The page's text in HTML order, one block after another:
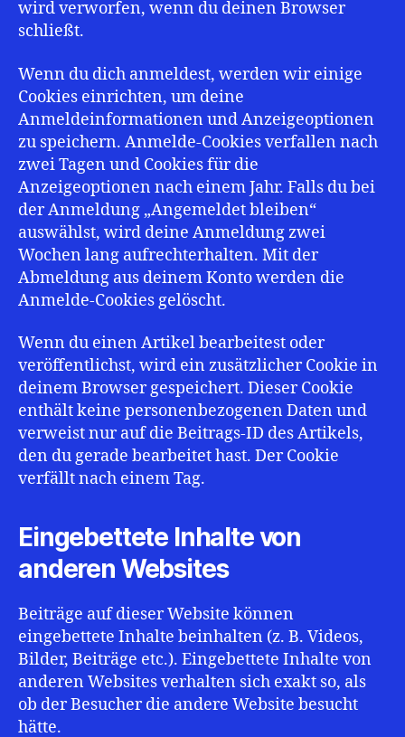
wird verworfen, wenn du deinen Browser
schließt.
Wenn du dich anmeldest, werden wir einige
Cookies einrichten, um deine
Anmeldeinformationen und Anzeigeoptionen
zu speichern. Anmelde-Cookies verfallen nach
zwei Tagen und Cookies für die
Anzeigeoptionen nach einem Jahr. Falls du bei
der Anmeldung „Angemeldet bleiben“
auswählst, wird deine Anmeldung zwei
Wochen lang aufrechterhalten. Mit der
Abmeldung aus deinem Konto werden die
Anmelde-Cookies gelöscht.
Wenn du einen Artikel bearbeitest oder
veröffentlichst, wird ein zusätzlicher Cookie in
deinem Browser gespeichert. Dieser Cookie
enthält keine personenbezogenen Daten und
verweist nur auf die Beitrags-ID des Artikels,
den du gerade bearbeitet hast. Der Cookie
verfällt nach einem Tag.
Eingebettete Inhalte von
anderen Websites
Beiträge auf dieser Website können
eingebettete Inhalte beinhalten (z. B. Videos,
Bilder, Beiträge etc.). Eingebettete Inhalte von
anderen Websites verhalten sich exakt so, als
ob der Besucher die andere Website besucht
hätte.